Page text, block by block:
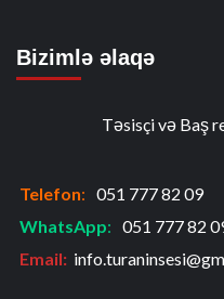
Bizimlə əlaqə
Təsisçi və Baş
Telefon: 051 777 82 09
WhatsApp: 051 777 82
Email: